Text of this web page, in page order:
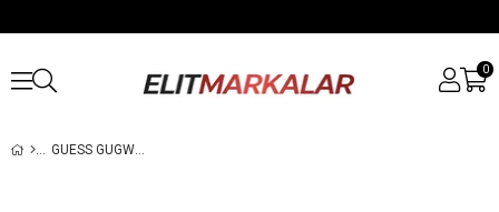
0
GUESS GUGW0262G2 ERKEK KOL SAATI